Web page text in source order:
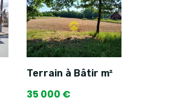
Terrain à Bâtir m²
35 000 €